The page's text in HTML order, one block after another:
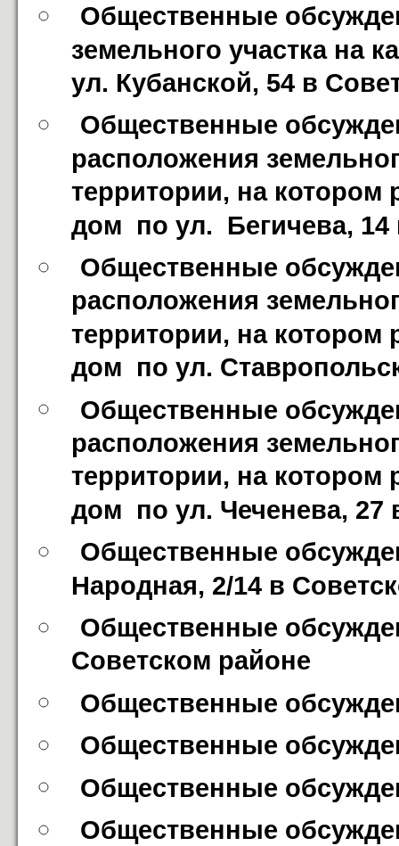
Общественные
земельного участка на
ул. Кубанской, 54 в
Общественные
расположения
территории, на
дом  по ул.  Бегичева,
Общественные
расположения
территории, на
дом  по ул.
Общественные
расположения
территории, на
дом  по ул. Чеченева, 27
Общественные
Народная, 2/14 в
Общественные
Советском районе
Общественные
Общественные
Общественные
Общественные